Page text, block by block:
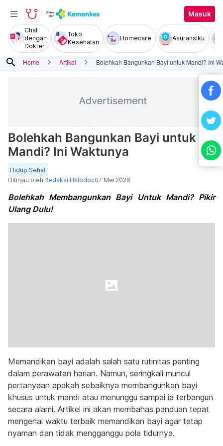
Masuk
Chat
dengan
Dokter
Toko
Kesehatan
Homecare Asuransiku
search Home Artikel Bolehkah Bangunkan Bayi untuk Mandi? Ini
Bolehkah Bangunkan Bayi untuk
Mandi? Ini Waktunya
Hidup Sehat
Ditinjau oleh Redaksi Halodoc07 Mei 2026
Bolehkah Membangunkan Bayi Untuk Mandi? Pikir
Ulang Dulu!
Memandikan bayi adalah salah satu rutinitas penting
dalam perawatan harian. Namun, seringkali muncul
pertanyaan apakah sebaiknya membangunkan bayi
khusus untuk mandi atau menunggu sampai ia terbangun
secara alami. Artikel ini akan membahas panduan tepat
mengenai waktu terbaik memandikan bayi agar tetap
nyaman dan tidak mengganggu pola tidurnya.